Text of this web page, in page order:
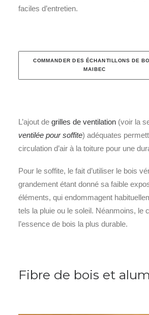
faciles d’entretien.
COMMANDER DES ÉCHANTILLONS DE
MAIBEC
L’ajout de grilles de ventilation (voir la
ventilée pour soffite) adéquates
circulation d’air à la toiture pour une
Pour le soffite, le fait d’utiliser le bois
grandement étant donné sa faible
éléments, qui endommagent
tels la pluie ou le soleil. Néanmoins, le
l’essence de bois la plus durable.
Fibre de bois et